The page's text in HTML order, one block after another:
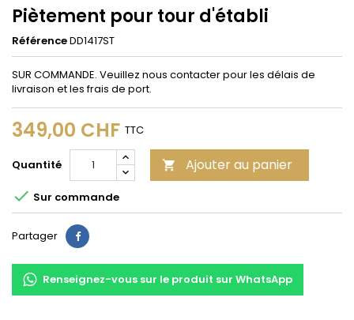
Piètement pour tour d'établi
RéférenceDD1417ST
SUR COMMANDE. Veuillez nous contacter pour les délais de
livraison et les frais de port.
349,00 CHF TTC
Quantité  Ajouter au panier
 Sur commande
Partager Partager
Renseignez-vous sur le produit sur WhatsApp